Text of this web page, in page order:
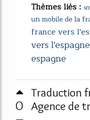
Thèmes liés :
un mobile de la
france vers
vers l'espagne
espagne
0
Traduction
Agence de